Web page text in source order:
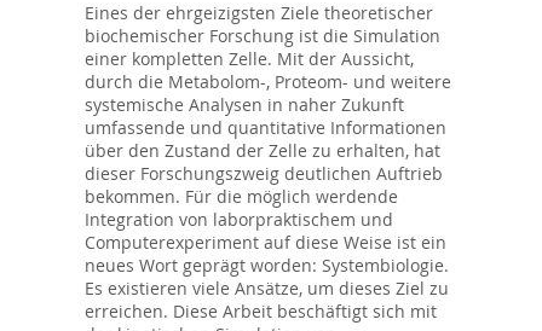
Eines der ehrgeizigsten Ziele theoretischer
biochemischer Forschung ist die Simulation
einer kompletten Zelle. Mit der Aussicht,
durch die Metabolom-, Proteom- und weitere
systemische Analysen in naher Zukunft
umfassende und quantitative Informationen
über den Zustand der Zelle zu erhalten, hat
dieser Forschungszweig deutlichen Auftrieb
bekommen. Für die möglich werdende
Integration von laborpraktischem und
Computerexperiment auf diese Weise ist ein
neues Wort geprägt worden: Systembiologie.
Es existieren viele Ansätze, um dieses Ziel zu
erreichen. Diese Arbeit beschäftigt sich mit